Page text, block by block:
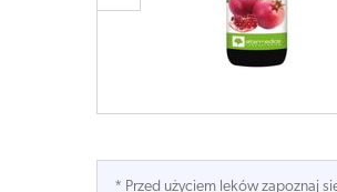
* Przed użyciem leków zapoznaj